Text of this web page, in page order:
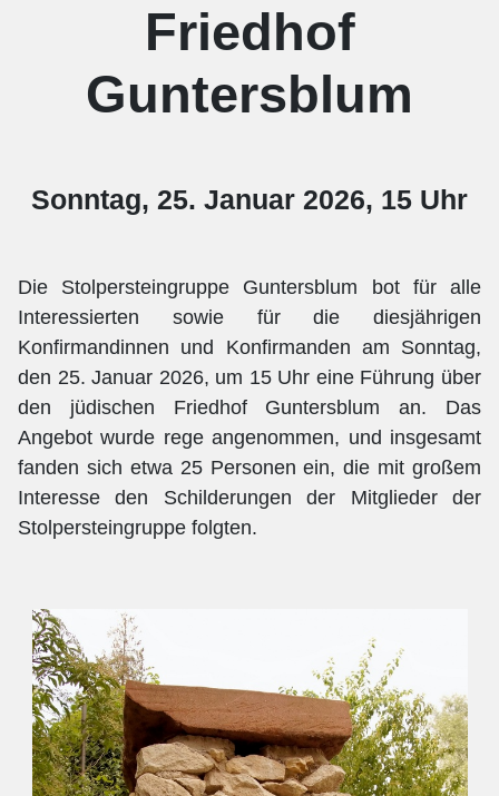
Friedhof
Guntersblum
Sonntag, 25. Januar 2026, 15 Uhr
Die Stolpersteingruppe Guntersblum bot für alle
Interessierten sowie für die diesjährigen
Konfirmandinnen und Konfirmanden am Sonntag,
den 25. Januar 2026, um 15 Uhr eine Führung über
den jüdischen Friedhof Guntersblum an. Das
Angebot wurde rege angenommen, und insgesamt
fanden sich etwa 25 Personen ein, die mit großem
Interesse den Schilderungen der Mitglieder der
Stolpersteingruppe folgten.